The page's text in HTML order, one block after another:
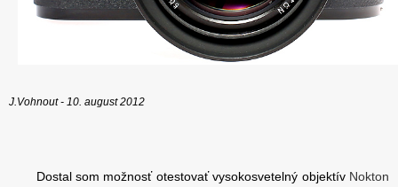
J.Vohnout - 10. august 2012
Dostal som možnosť otestovať vysokosvetelný objektív Nokton